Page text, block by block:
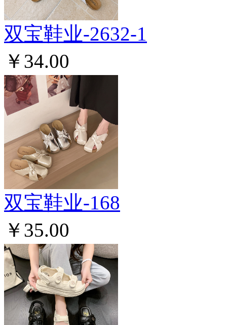
双宝鞋业-2632-1
￥34.00
双宝鞋业-168
￥35.00